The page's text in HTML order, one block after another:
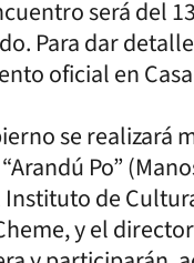
será del
Para dar
oficial en
se
Po”
de
y el